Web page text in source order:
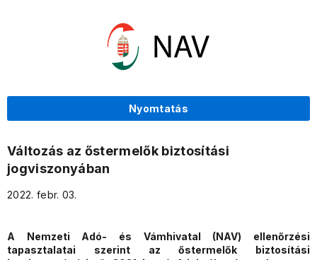
Nyomtatás
Változás az őstermelők biztosítási
jogviszonyában
2022. febr. 03.
A Nemzeti Adó- és Vámhivatal (NAV) ellenőrzési
tapasztalatai szerint az őstermelők biztosítási